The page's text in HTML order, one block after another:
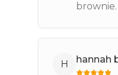
H hannah